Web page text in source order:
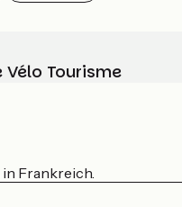
Vélo Tourisme
Frankreich.